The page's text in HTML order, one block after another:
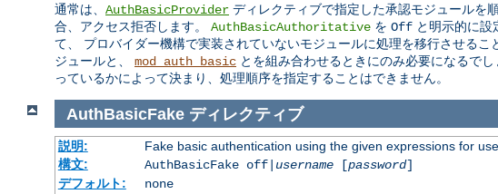
通常は、 AuthBasicProvider ディレクティブで指定した承認モジュールを
合、アクセス拒否します。 AuthBasicAuthoritative を Off と明示的に設
て、 プロバイダー機構で実装されていないモジュールに処理を移行させるこ
ジュールと、 mod_auth_basic とを組み合わせるときにのみ必要になるで
っているかによって決まり、処理順序を指定することはできません。
AuthBasicFake ディレクティブ
説明:
Fake basic authentication using the given expressions for
構文:
AuthBasicFake off| username[password]
デフォルト:
none